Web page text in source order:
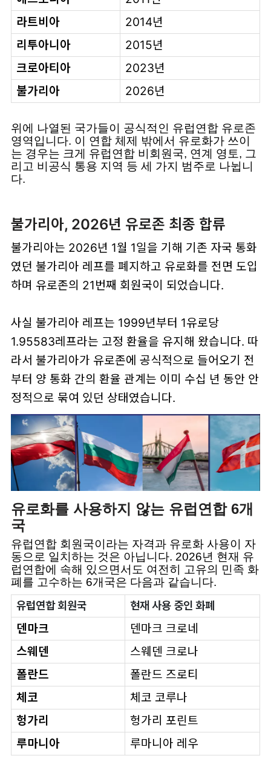
라트비아
2014년
리투아니아
2015년
크로아티아
2023년
불가리아
2026년
위에 나열된 국가들이 공식적인 유럽연합 유로존
영역입니다. 이 연합 체제 밖에서 유로화가 쓰이
는 경우는 크게 유럽연합 비회원국, 연계 영토, 그
리고 비공식 통용 지역 등 세 가지 범주로 나뉩니
다.
불가리아, 2026년 유로존 최종 합류
불가리아는 2026년 1월 1일을 기해 기존 자국 통화
였던 불가리아 레프를 폐지하고 유로화를 전면 도입
하며 유로존의 21번째 회원국이 되었습니다.
사실 불가리아 레프는 1999년부터 1유로당
1.95583레프라는 고정 환율을 유지해 왔습니다. 따
라서 불가리아가 유로존에 공식적으로 들어오기 전
부터 양 통화 간의 환율 관계는 이미 수십 년 동안 안
정적으로 묶여 있던 상태였습니다.
유로화를 사용하지 않는 유럽연합 6개
국
유럽연합 회원국이라는 자격과 유로화 사용이 자
동으로 일치하는 것은 아닙니다. 2026년 현재 유
럽연합에 속해 있으면서도 여전히 고유의 민족 화
폐를 고수하는 6개국은 다음과 같습니다.
유럽연합 회원국
현재 사용 중인 화폐
덴마크
덴마크 크로네
스웨덴
스웨덴 크로나
폴란드
폴란드 즈로티
체코
체코 코루나
헝가리
헝가리 포린트
루마니아
루마니아 레우